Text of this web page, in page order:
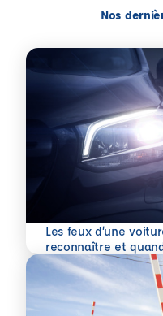
Nos
Les feux d’une
reconnaître et
En savoir plus